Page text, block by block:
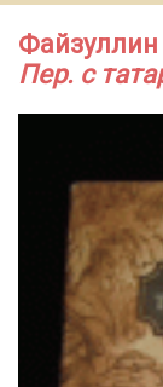
Файзуллин
Пер. с